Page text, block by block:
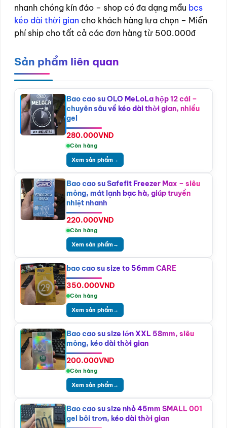
nhanh chóng kín đáo – shop có đa dạng mẫu bcs
kéo dài thời gian cho khách hàng lựa chọn – Miễn
phí ship cho tất cả các đơn hàng từ 500.000đ
Sản phẩm liên quan
Bao cao su OLO MeLoLa hộp 12 cái –
chuyên sâu về kéo dài thời gian, nhiều
gel
280.000VND
Còn hàng
Xem sản phẩm→
Bao cao su Safefit Freezer Max – siêu
mỏng, mát lạnh bạc hà, giúp truyền
nhiệt nhanh
220.000VND
Còn hàng
Xem sản phẩm→
bao cao su size to 56mm CARE
350.000VND
Còn hàng
Xem sản phẩm→
Bao cao su size lớn XXL 58mm, siêu
mỏng, kéo dài thời gian
200.000VND
Còn hàng
Xem sản phẩm→
Bao cao su size nhỏ 45mm SMALL 001
gel bôi trơn, kéo dài thời gian